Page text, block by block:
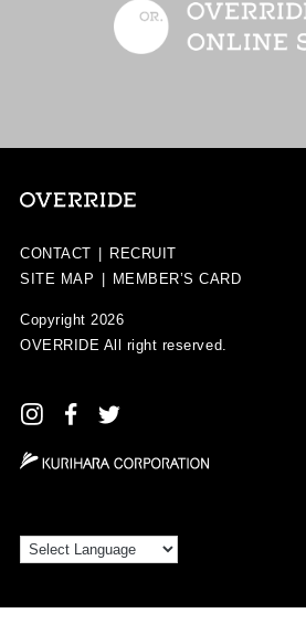
CONTACT
RECRUIT
SITE MAP
MEMBER’S CARD
Copyright 2026
OVERRIDE All right reserved.